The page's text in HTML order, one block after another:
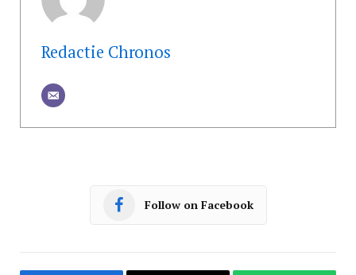
Redactie Chronos
Follow on Facebook